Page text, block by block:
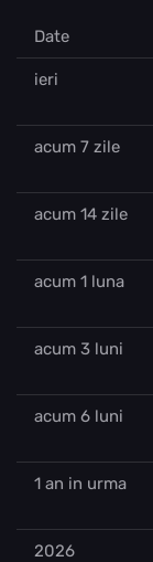
Date
ieri
acum 7 zile
acum 14 zile
acum 1 luna
acum 3 luni
acum 6 luni
1 an in urma
2026